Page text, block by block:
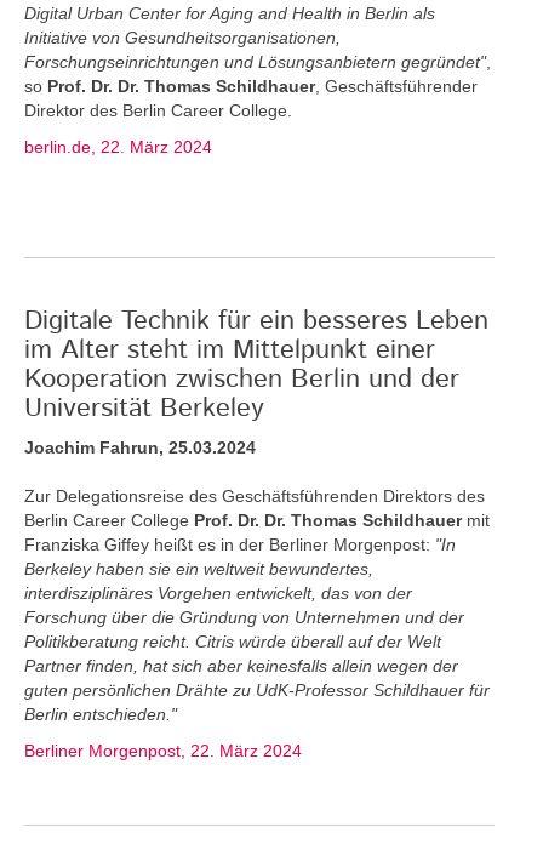
Digital Urban Center for Aging and Health in Berlin als
Initiative von Gesundheitsorganisationen,
Forschungseinrichtungen und Lösungsanbietern gegründet",
so Prof. Dr. Dr. Thomas Schildhauer, Geschäftsführender
Direktor des Berlin Career College.
berlin.de, 22. März 2024
Digitale Technik für ein besseres Leben
im Alter steht im Mittelpunkt einer
Kooperation zwischen Berlin und der
Universität Berkeley
Joachim Fahrun, 25.03.2024
Zur Delegationsreise des Geschäftsführenden Direktors des
Berlin Career College Prof. Dr. Dr. Thomas Schildhauermit
Franziska Giffey heißt es in der Berliner Morgenpost: "In
Berkeley haben sie ein weltweit bewundertes,
interdisziplinäres Vorgehen entwickelt, das von der
Forschung über die Gründung von Unternehmen und der
Politikberatung reicht. Citris würde überall auf der Welt
Partner finden, hat sich aber keinesfalls allein wegen der
guten persönlichen Drähte zu UdK-Professor Schildhauer für
Berlin entschieden."
Berliner Morgenpost, 22. März 2024